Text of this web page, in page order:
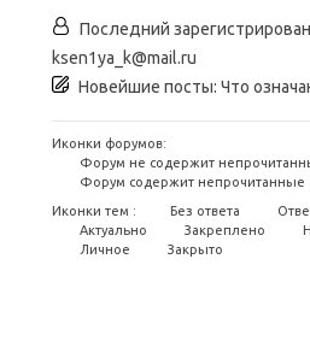
Последний
ksen1ya_k@mail.ru
Новейшие посты: Что
Иконки форумов:
Форум не содержит
Форум содержит непрочитанные
Иконки тем :
Без ответа
Актуально
Закреплено
Личное
Закрыто